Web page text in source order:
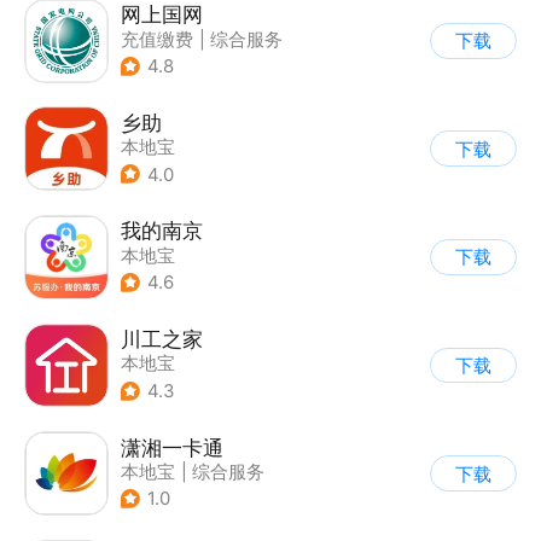
网上国网
充值缴费
综合服务
4.8
下载
乡助
本地宝
4.0
下载
我的南京
本地宝
4.6
下载
川工之家
本地宝
4.3
下载
潇湘一卡通
本地宝
综合服务
1.0
下载